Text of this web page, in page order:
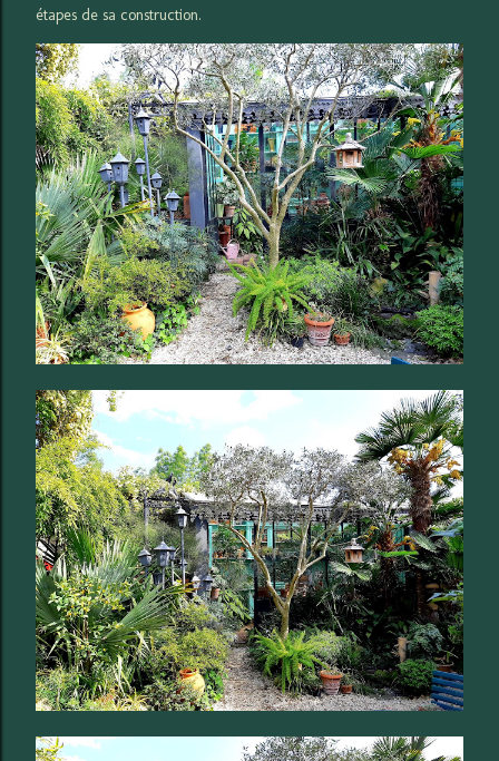
étapes de sa construction.